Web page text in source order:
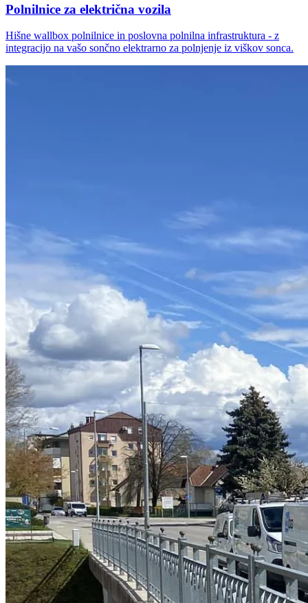
Polnilnice za električna vozila
Hišne wallbox polnilnice in poslovna polnilna infrastruktura - z
integracijo na vašo sončno elektrarno za polnjenje iz viškov sonca.